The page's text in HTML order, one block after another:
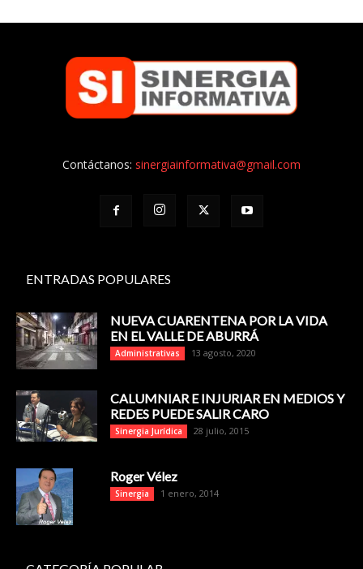
Contáctanos: sinergiainformativa@gmail.com
ENTRADAS POPULARES
NUEVA CUARENTENA POR LA VIDA
EN EL VALLE DE ABURRÁ
Administrativas 13 agosto, 2020
CALUMNIAR E INJURIAR EN MEDIOS Y
REDES PUEDE SALIR CARO
Sinergia Jurídica 28 julio, 2015
Roger Vélez
Sinergia 1 enero, 2014